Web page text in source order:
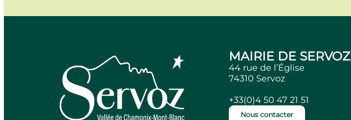
MAIRIE DE SERVOZ
44 rue de l’Église
74310 Servoz
+33(0)4 50 47 21 51
Nous contacter